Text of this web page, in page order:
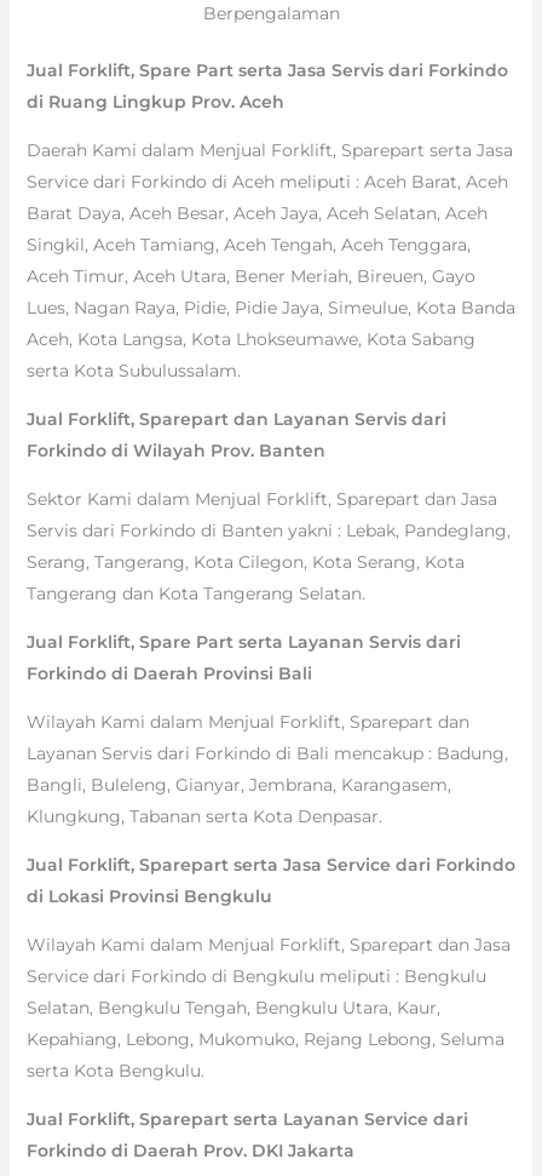
Berpengalaman
Jual Forklift, Spare Part serta Jasa Servis dari Forkindo
di Ruang Lingkup Prov. Aceh
Daerah Kami dalam Menjual Forklift, Sparepart serta Jasa
Service dari Forkindo di Aceh meliputi : Aceh Barat, Aceh
Barat Daya, Aceh Besar, Aceh Jaya, Aceh Selatan, Aceh
Singkil, Aceh Tamiang, Aceh Tengah, Aceh Tenggara,
Aceh Timur, Aceh Utara, Bener Meriah, Bireuen, Gayo
Lues, Nagan Raya, Pidie, Pidie Jaya, Simeulue, Kota Banda
Aceh, Kota Langsa, Kota Lhokseumawe, Kota Sabang
serta Kota Subulussalam.
Jual Forklift, Sparepart dan Layanan Servis dari
Forkindo di Wilayah Prov. Banten
Sektor Kami dalam Menjual Forklift, Sparepart dan Jasa
Servis dari Forkindo di Banten yakni : Lebak, Pandeglang,
Serang, Tangerang, Kota Cilegon, Kota Serang, Kota
Tangerang dan Kota Tangerang Selatan.
Jual Forklift, Spare Part serta Layanan Servis dari
Forkindo di Daerah Provinsi Bali
Wilayah Kami dalam Menjual Forklift, Sparepart dan
Layanan Servis dari Forkindo di Bali mencakup : Badung,
Bangli, Buleleng, Gianyar, Jembrana, Karangasem,
Klungkung, Tabanan serta Kota Denpasar.
Jual Forklift, Sparepart serta Jasa Service dari Forkindo
di Lokasi Provinsi Bengkulu
Wilayah Kami dalam Menjual Forklift, Sparepart dan Jasa
Service dari Forkindo di Bengkulu meliputi : Bengkulu
Selatan, Bengkulu Tengah, Bengkulu Utara, Kaur,
Kepahiang, Lebong, Mukomuko, Rejang Lebong, Seluma
serta Kota Bengkulu.
Jual Forklift, Sparepart serta Layanan Service dari
Forkindo di Daerah Prov. DKI Jakarta